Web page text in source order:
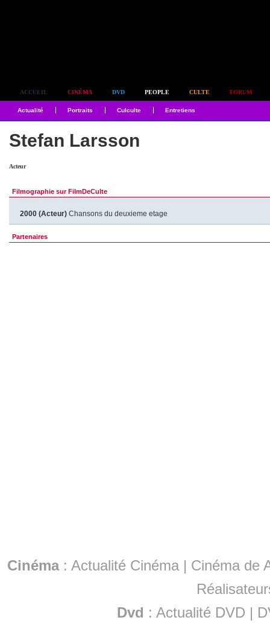
ACCUEIL CINÉMA DVD PEOPLE CULTE FORUM
Actualité Portraits Culculte Entretiens
Stefan Larsson
Acteur
Filmographie sur FilmDeCulte
2000 (Acteur) Chansons du deuxieme etage
Partenaires
Cinéma: Actualité Cinéma | Cinéma de
Dvd : Actualité DVD |